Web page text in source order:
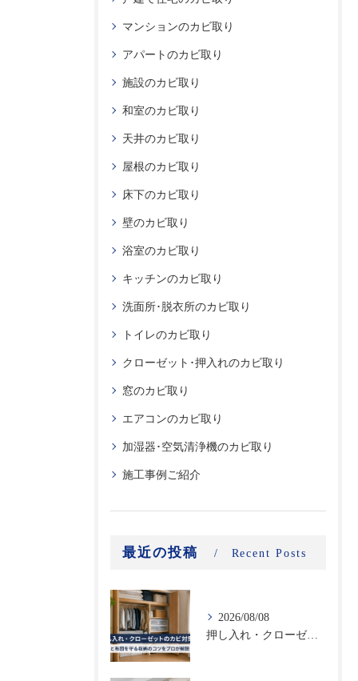
マンションのカビ取り
アパートのカビ取り
施設のカビ取り
和室のカビ取り
天井のカビ取り
屋根のカビ取り
床下のカビ取り
壁のカビ取り
浴室のカビ取り
キッチンのカビ取り
洗面所･脱衣所のカビ取り
トイレのカビ取り
クローゼット･押入れのカビ取り
窓のカビ取り
エアコンのカビ取り
加湿器･空気清浄機のカビ取り
施工事例ご紹介
最近の投稿 Recent Posts
2026/08/08
押し入れ・クローゼットのカビ対策｜衣類と布団を守る収納のコツをプロが解説